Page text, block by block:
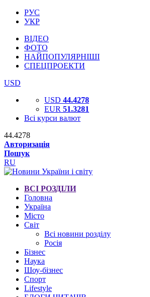
РУС
УКР
ВІДЕО
ФОТО
НАЙПОПУЛЯРНІШІ
СПЕЦПРОЕКТИ
USD
USD 44.4278
EUR 51.3281
Всі курси валют
44.4278
Авторизація
Пошук
RU
ВСІ РОЗДІЛИ
Головна
Україна
Місто
Світ
Всі новини розділу
Росія
Бізнес
Наука
Шоу-бізнес
Спорт
Lifestyle